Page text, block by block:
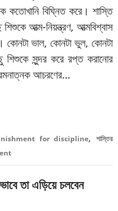
কতোখানি বিঘ্নিত করে। শাস্তি
আত্ম-নিয়ন্ত্রণ, আত্মবিশ্বাস
ভাল, কোনটা ভুল, কোনটা
শিশুকে সুন্দর করে রপ্ত করানোর
আচরণের…
for discipline, শাস্তির
তা এড়িয়ে চলবেন